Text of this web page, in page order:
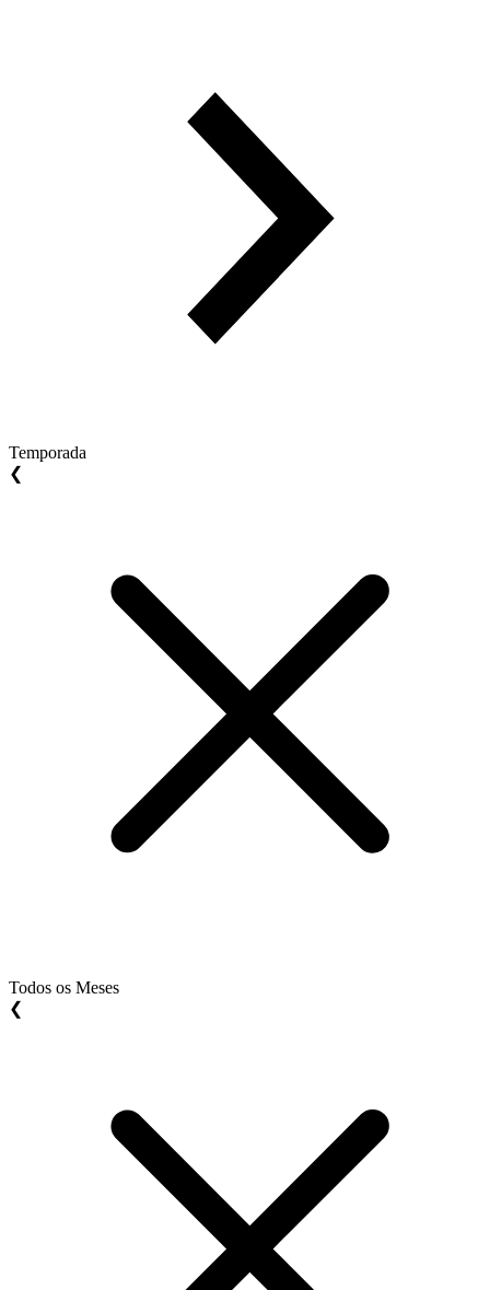
Temporada
❮
Todos os Meses
❮